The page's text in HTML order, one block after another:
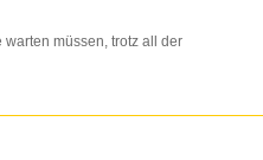
müssen, trotz all der